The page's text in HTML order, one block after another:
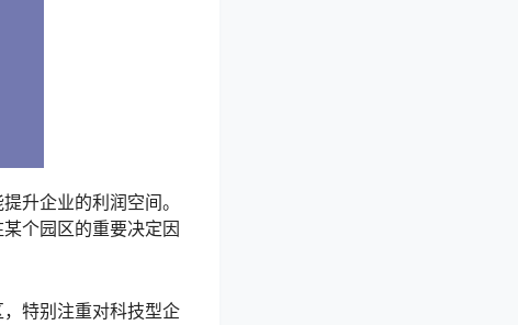
升企业的利润空间。
个园区的重要决定因
特别注重对科技型企